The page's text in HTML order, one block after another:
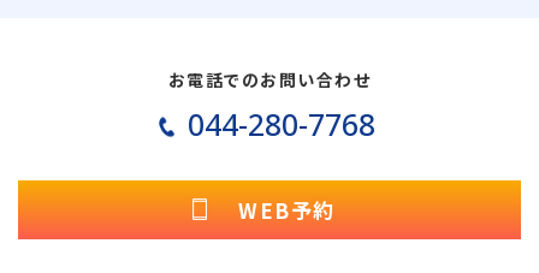
お電話でのお問い合わせ
044-280-7768
WEB予約